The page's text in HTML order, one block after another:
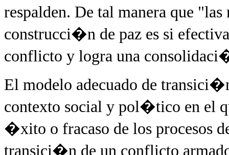
respalden. De tal manera que
construcci�n de paz es si
conflicto y logra una
El modelo adecuado de
contexto social y pol�tico en el
�xito o fracaso de los procesos
transici�n de un conflicto